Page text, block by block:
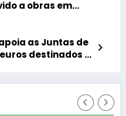
a obras em
as Juntas de
destinados à